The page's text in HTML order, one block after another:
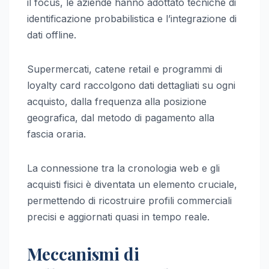
identificazione probabilistica e l’integrazione di
dati offline.
Supermercati, catene retail e programmi di
loyalty card raccolgono dati dettagliati su ogni
acquisto, dalla frequenza alla posizione
geografica, dal metodo di pagamento alla
fascia oraria.
La connessione tra la cronologia web e gli
acquisti fisici è diventata un elemento cruciale,
permettendo di ricostruire profili commerciali
precisi e aggiornati quasi in tempo reale.
Meccanismi di